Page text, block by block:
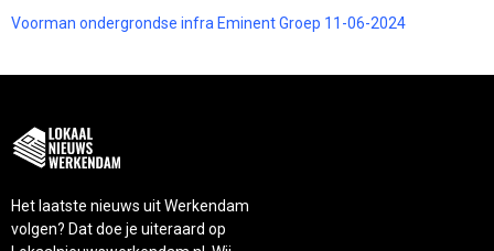
Voorman ondergrondse infra Eminent Groep 11-06-2024
Het laatste nieuws uit Werkendam
volgen? Dat doe je uiteraard op